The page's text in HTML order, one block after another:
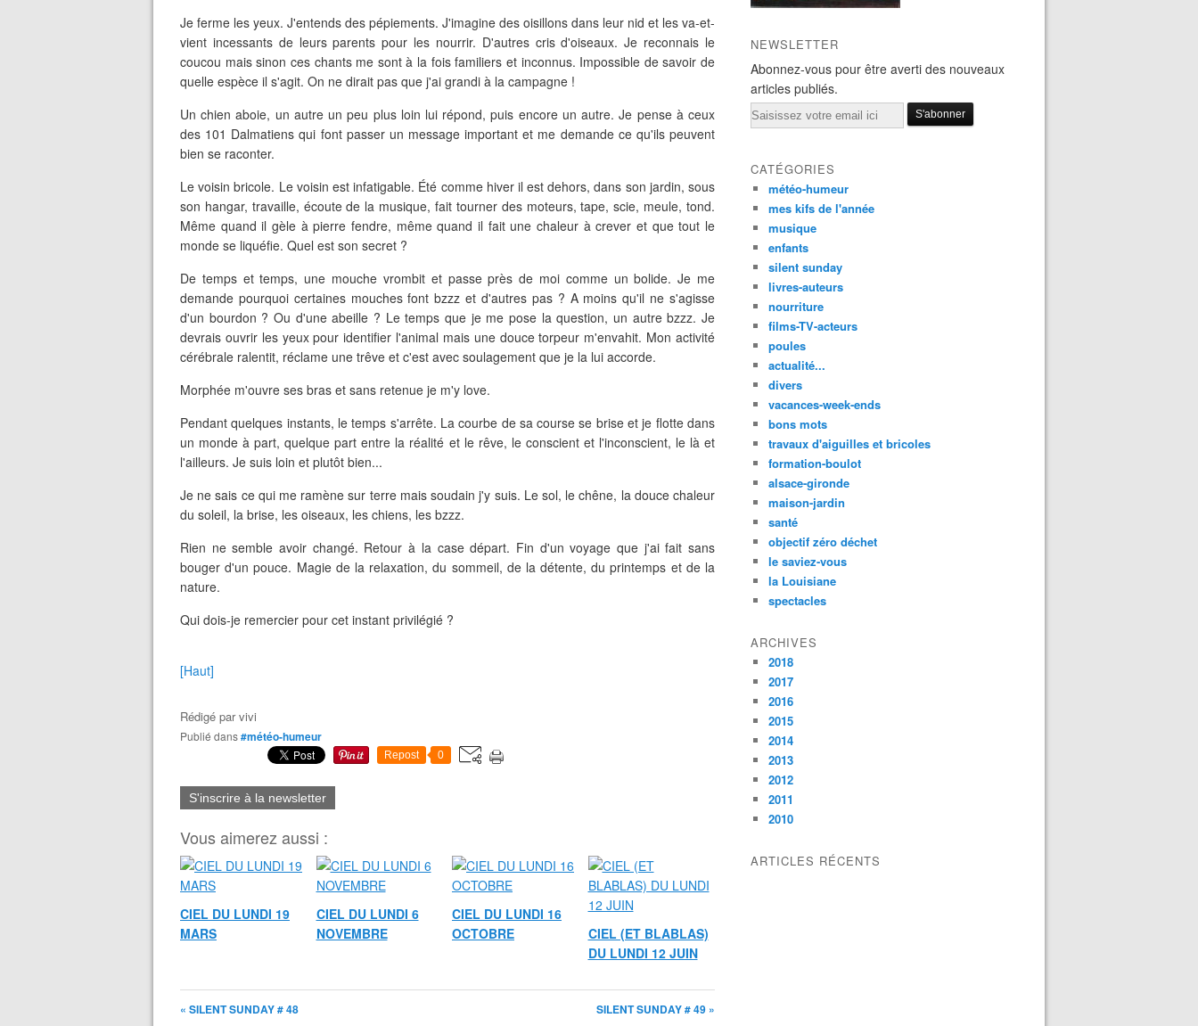
Je ferme les yeux. J'entends des pépiements. J'imagine des oisillons dans leur nid et les va-et-
vient incessants de leurs parents pour les nourrir. D'autres cris d'oiseaux. Je reconnais le
coucou mais sinon ces chants me sont à la fois familiers et inconnus. Impossible de savoir de
quelle espèce il s'agit. On ne dirait pas que j'ai grandi à la campagne !
Un chien aboie, un autre un peu plus loin lui répond, puis encore un autre. Je pense à ceux
des 101 Dalmatiens qui font passer un message important et me demande ce qu'ils peuvent
bien se raconter.
Le voisin bricole. Le voisin est infatigable. Été comme hiver il est dehors, dans son jardin, sous
son hangar, travaille, écoute de la musique, fait tourner des moteurs, tape, scie, meule, tond.
Même quand il gèle à pierre fendre, même quand il fait une chaleur à crever et que tout le
monde se liquéfie. Quel est son secret ?
De temps et temps, une mouche vrombit et passe près de moi comme un bolide. Je me
demande pourquoi certaines mouches font bzzz et d'autres pas ? A moins qu'il ne s'agisse
d'un bourdon ? Ou d'une abeille ? Le temps que je me pose la question, un autre bzzz. Je
devrais ouvrir les yeux pour identifier l'animal mais une douce torpeur m'envahit. Mon activité
cérébrale ralentit, réclame une trêve et c'est avec soulagement que je la lui accorde.
Morphée m'ouvre ses bras et sans retenue je m'y love.
Pendant quelques instants, le temps s'arrête. La courbe de sa course se brise et je flotte dans
un monde à part, quelque part entre la réalité et le rêve, le conscient et l'inconscient, le là et
l'ailleurs. Je suis loin et plutôt bien...
Je ne sais ce qui me ramène sur terre mais soudain j'y suis. Le sol, le chêne, la douce chaleur
du soleil, la brise, les oiseaux, les chiens, les bzzz.
Rien ne semble avoir changé. Retour à la case départ. Fin d'un voyage que j'ai fait sans
bouger d'un pouce. Magie de la relaxation, du sommeil, de la détente, du printemps et de la
nature.
Qui dois-je remercier pour cet instant privilégié ?
[Haut]
Rédigé parvivi
Publié dans#météo-humeur
Repost 0
S'inscrire à la newsletter
Vous aimerez aussi :
CIEL DU LUNDI 19
MARS
CIEL DU LUNDI 6
NOVEMBRE
CIEL DU LUNDI 16
OCTOBRE
CIEL (ET BLABLAS)
DU LUNDI 12 JUIN
« SILENT SUNDAY # 48 SILENT SUNDAY # 49 »
NEWSLETTER
Abonnez-vous pour être averti des nouveaux
articles publiés.
Email
CATÉGORIES
météo-humeur
mes kifs de l'année
musique
enfants
silent sunday
livres-auteurs
nourriture
films-TV-acteurs
poules
actualité...
divers
vacances-week-ends
bons mots
travaux d'aiguilles et bricoles
formation-boulot
alsace-gironde
maison-jardin
santé
objectif zéro déchet
le saviez-vous
la Louisiane
spectacles
ARCHIVES
2018
2017
2016
2015
2014
2013
2012
2011
2010
ARTICLES RÉCENTS